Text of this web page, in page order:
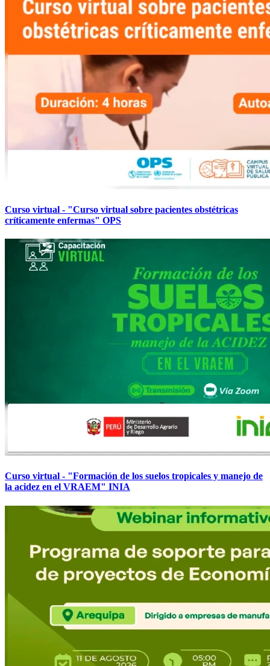
Curso virtual - "Curso virtual sobre pacientes obstétricas
críticamente enfermas" OPS
Curso virtual - "Formación de los suelos tropicales y manejo de
la acidez en el VRAEM" INIA